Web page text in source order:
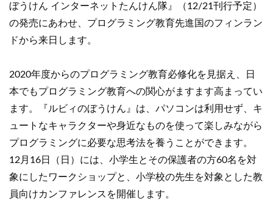
ぼうけん インターネットたんけん隊』（12/21刊行予定）
の発売にあわせ、プログラミング教育先進国のフィンラン
ドから来日します。
2020年度からのプログラミング教育必修化を見据え、日
本でもプログラミング教育への関心がますます高まってい
ます。『ルビィのぼうけん』は、パソコンは利用せず、キ
ュートなキャラクターや身近なものを使って楽しみながら
プログラミングに必要な思考法を養うことができます。
12月16日（日）には、小学生とその保護者の方60名を対
象にしたワークショップと、小学校の先生を対象とした教
員向けカンファレンスを開催します。